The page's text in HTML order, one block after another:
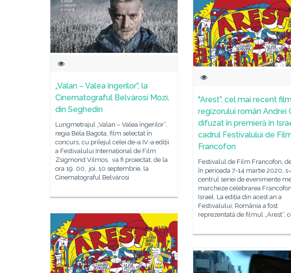
„Valan – Valea îngerilor”, la
Cinematograful Belvárosi Mozi,
din Seghedin
Lungmetrajul „Valan – Valea îngerilor”,
regia Béla Bagota, film selectat în
concurs, cu prilejul celei de-a IV-a ediții
a Festivalului Internațional de Film
Zsigmond Vilmos, va fi proiectat, de la
ora 19. 00, joi, 10 septembrie, la
Cinematograful Belvárosi
"Arest”, cel mai recent
regizorului român Andrei
difuzat în premieră în
cadrul Festivalului de
Francofon
Festivalul de Film Francofon,
în perioada 7-14 martie 2020,
centrul seriei de evenimente
marcheze celebrarea
Israel. La ediția din acest an a
Festivalului, România a fost
reprezentată de filmul „Arest”,